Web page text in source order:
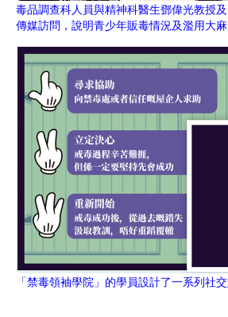
毒品調查科人員與精神科醫生鄧偉光教授
傳媒訪問，說明青少年販毒情況及濫用大麻
「禁毒領袖學院」的學員設計了一系列社交